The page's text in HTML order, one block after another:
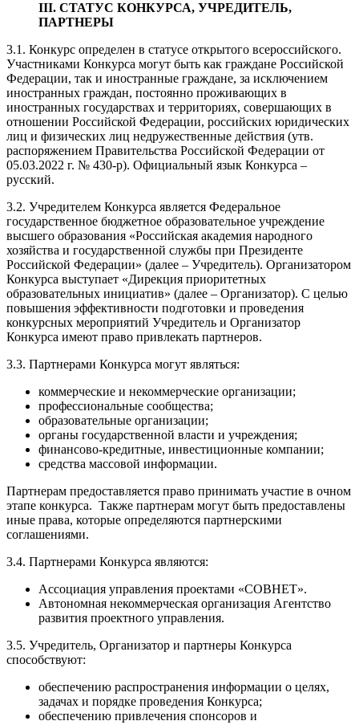
III. СТАТУС КОНКУРСА, УЧРЕДИТЕЛЬ,
ПАРТНЕРЫ
3.1. Конкурс определен в статусе открытого всероссийского.
Участниками Конкурса могут быть как граждане Российской
Федерации, так и иностранные граждане, за исключением
иностранных граждан, постоянно проживающих в
иностранных государствах и территориях, совершающих в
отношении Российской Федерации, российских юридических
лиц и физических лиц недружественные действия (утв.
распоряжением Правительства Российской Федерации от
05.03.2022 г. № 430-р). Официальный язык Конкурса –
русский.
3.2. Учредителем Конкурса является Федеральное
государственное бюджетное образовательное учреждение
высшего образования «Российская академия народного
хозяйства и государственной службы при Президенте
Российской Федерации» (далее – Учредитель). Организатором
Конкурса выступает «Дирекция приоритетных
образовательных инициатив» (далее – Организатор). С целью
повышения эффективности подготовки и проведения
конкурсных мероприятий Учредитель и Организатор
Конкурса имеют право привлекать партнеров.
3.3. Партнерами Конкурса могут являться:
коммерческие и некоммерческие организации;
профессиональные сообщества;
образовательные организации;
органы государственной власти и учреждения;
финансово-кредитные, инвестиционные компании;
средства массовой информации.
Партнерам предоставляется право принимать участие в очном
этапе конкурса. Также партнерам могут быть предоставлены
иные права, которые определяются партнерскими
соглашениями.
3.4. Партнерами Конкурса являются:
Ассоциация управления проектами «СОВНЕТ».
Автономная некоммерческая организация Агентство
развития проектного управления.
3.5. Учредитель, Организатор и партнеры Конкурса
способствуют:
обеспечению распространения информации о целях,
задачах и порядке проведения Конкурса;
обеспечению привлечения спонсоров и